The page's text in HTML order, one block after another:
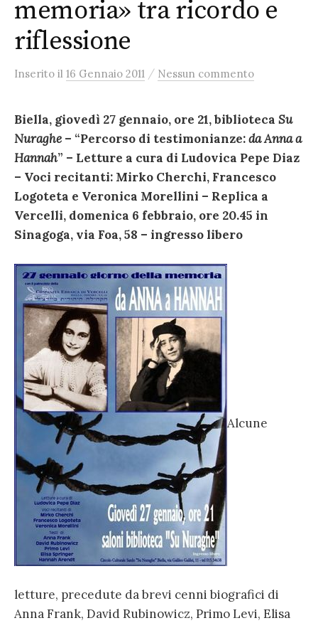
memoria» tra ricordo e
riflessione
Inserito il 16 Gennaio 2011 / Nessun commento
Biella, giovedì 27 gennaio, ore 21, biblioteca Su
Nuraghe – “Percorso di testimonianze:da Anna a
Hannah” – Letture a cura di Ludovica Pepe Diaz
– Voci recitanti: Mirko Cherchi, Francesco
Logoteta e Veronica Morellini – Replica a
Vercelli, domenica 6 febbraio, ore 20.45 in
Sinagoga, via Foa, 58 – ingresso libero
Alcune
letture, precedute da brevi cenni biografici di
Anna Frank, David Rubinowicz, Primo Levi, Elisa